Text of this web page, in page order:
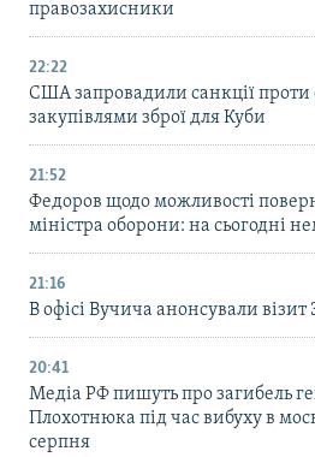
правозахисники
22:22
США запровадили санкції проти
закупівлями зброї для Куби
21:52
Федоров щодо можливості
міністра оборони: на сьогодні
21:16
В офісі Вучича анонсували візит
20:41
Медіа РФ пишуть про загибель
Плохотнюка під час вибуху в
серпня